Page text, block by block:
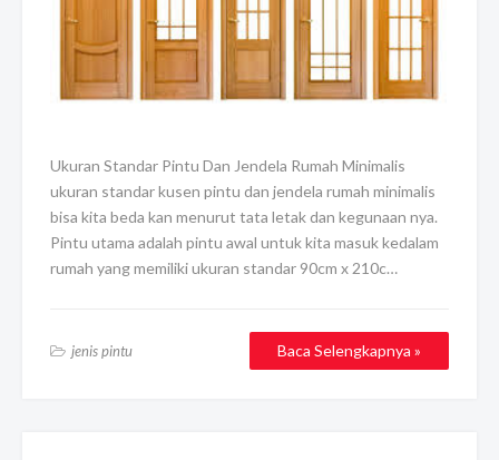
Ukuran Standar Pintu Dan Jendela Rumah Minimalis
ukuran standar kusen pintu dan jendela rumah minimalis
bisa kita beda kan menurut tata letak dan kegunaan nya.
Pintu utama adalah pintu awal untuk kita masuk kedalam
rumah yang memiliki ukuran standar 90cm x 210c…
jenis pintu Baca Selengkapnya »